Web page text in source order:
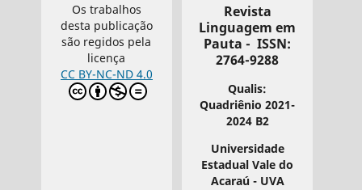
Os trabalhos
desta publicação
são regidos pela
licença
CC BY-NC-ND 4.0
Revista
Linguagem em
Pauta - ISSN:
2764-9288
Qualis:
Quadriênio 2021-
2024 B2
Universidade
Estadual Vale do
Acaraú - UVA